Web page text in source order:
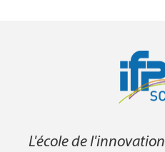
L'école de